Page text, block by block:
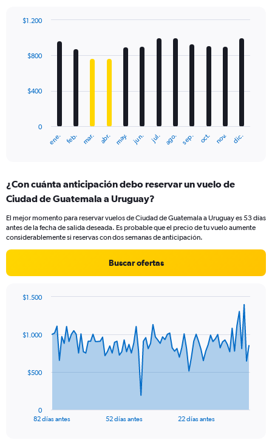
with
The
Range:
12
The
chart
axis
values.
to
ene. feb. mar. abr. may. jun. jul. ago. sep. oct. nov. dic.
0
$400
$800
$1.200
¿Con cuánta anticipación debo reservar un vuelo de
Ciudad de Guatemala a Uruguay?
El mejor momento para reservar vuelos de Ciudad de Guatemala a Uruguay es 53 días
antes de la fecha de salida deseada. Es probable que el precio de tu vuelo aumente
considerablemente si reservas con dos semanas de anticipación.
Buscar ofertas
data
The
82 días antes 52 días antes 22 días antes
0
$500
$1.000
$1.500